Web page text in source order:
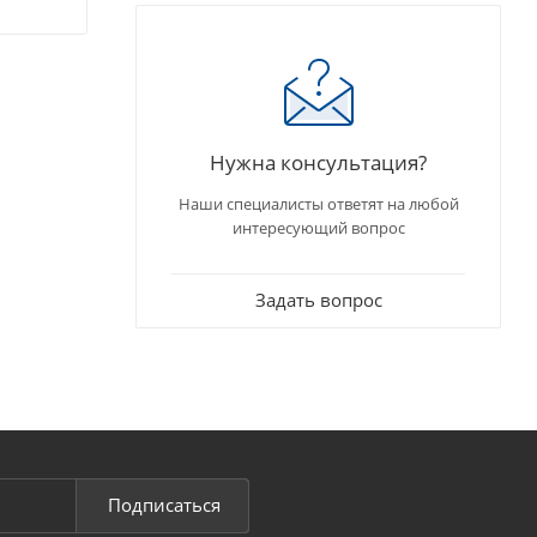
Нужна консультация?
Наши специалисты ответят на любой
интересующий вопрос
Задать вопрос
Подписаться